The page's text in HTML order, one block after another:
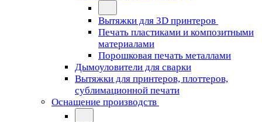
Вытяжки для 3D принтеров
Печать пластиками и композитными
материалами
Порошковая печать металлами
Дымоуловители для сварки
Вытяжки для принтеров, плоттеров,
сублимационной печати
Оснащение производств